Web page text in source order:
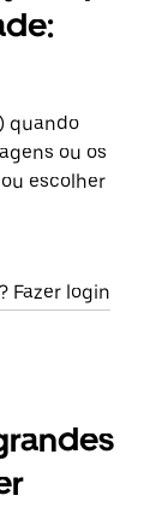
quando
ou os
escolher
Fazer login